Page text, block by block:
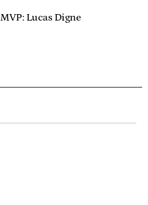
MVP: Lucas Digne